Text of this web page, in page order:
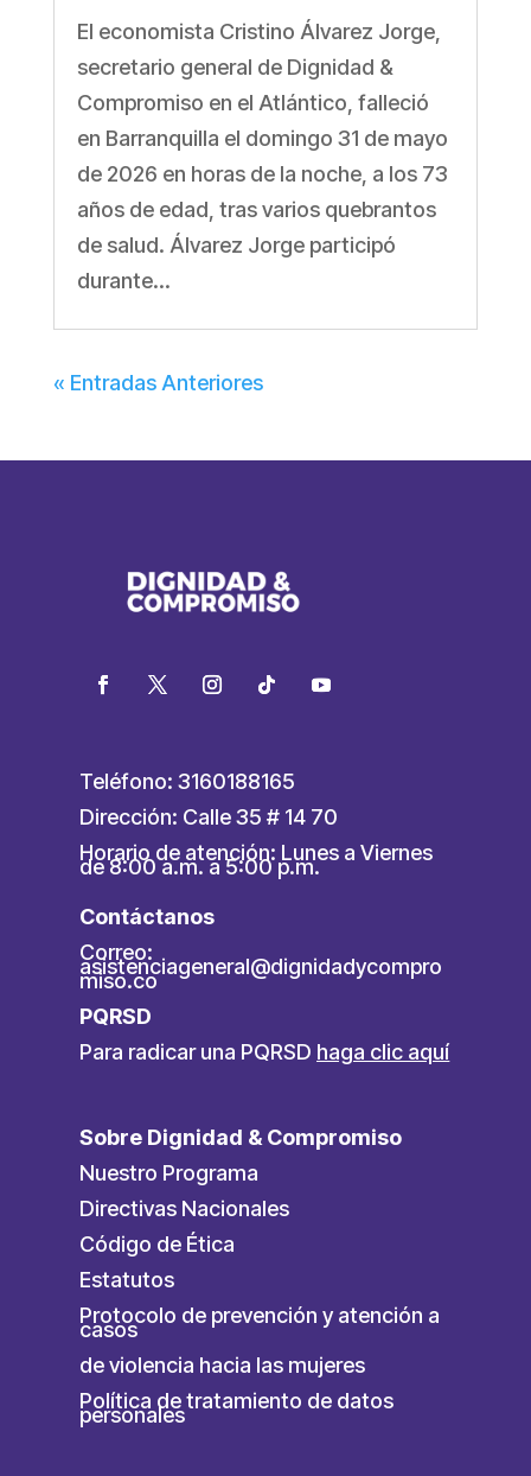
El economista Cristino Álvarez Jorge,
secretario general de Dignidad &
Compromiso en el Atlántico, falleció
en Barranquilla el domingo 31 de mayo
de 2026 en horas de la noche, a los 73
años de edad, tras varios quebrantos
de salud. Álvarez Jorge participó
durante...
« Entradas Anteriores
Teléfono: 3160188165
Dirección: Calle 35 # 14 70
Horario de atención: Lunes a Viernes
de 8:00 a.m. a 5:00 p.m.
Contáctanos
Correo:
asistenciageneral@dignidadycompro
miso.co
PQRSD
Para radicar una PQRSD haga clic aquí
Sobre Dignidad & Compromiso
Nuestro Programa
Directivas Nacionales
Código de Ética
Estatutos
Protocolo de prevención y atención a
casos
de violencia hacia las mujeres
Política de tratamiento de datos
personales